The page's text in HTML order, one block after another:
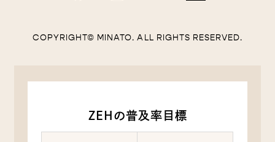
COPYRIGHT© MINATO. ALL RIGHTS RESERVED.
ZEHの普及率目標